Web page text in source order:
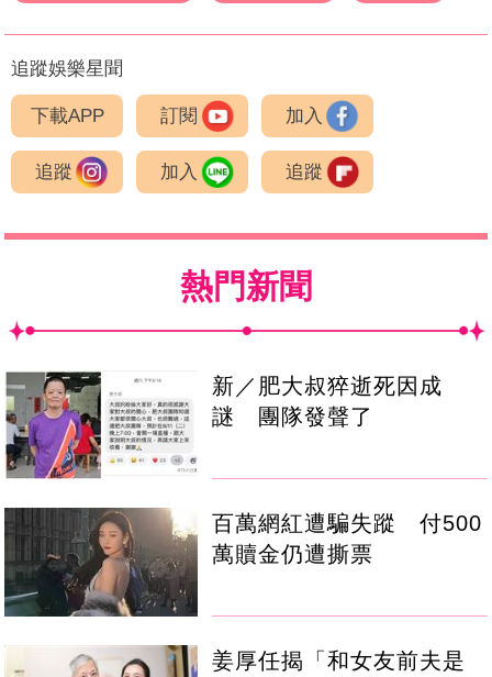
追蹤娛樂星聞
下載APP 訂閱 加入
追蹤 加入 追蹤
熱門新聞
新／肥大叔猝逝死因成
謎 團隊發聲了
百萬網紅遭騙失蹤 付500
萬贖金仍遭撕票
姜厚任揭「和女友前夫是